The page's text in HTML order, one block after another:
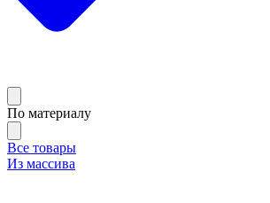
По материалу
Все товары
Из массива